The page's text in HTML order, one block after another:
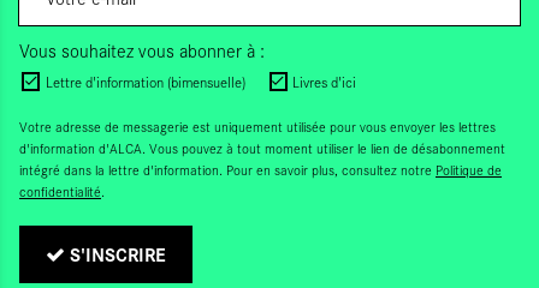
Vous souhaitez vous abonner à :
Lettre d'information (bimensuelle) Livres d'ici
Votre adresse de messagerie est uniquement utilisée pour vous envoyer les lettres
d'information d'ALCA. Vous pouvez à tout moment utiliser le lien de désabonnement
intégré dans la lettre d'information. Pour en savoir plus, consultez notre Politique de
confidentialité.
S'INSCRIRE